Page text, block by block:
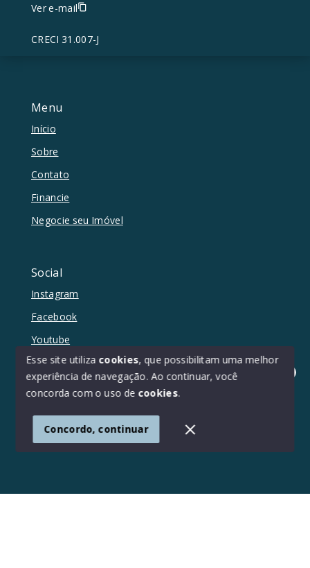
Olá! Estamos disponíveis para te ajudar.
Menu
Início
Sobre
Contato
Financie
Negocie seu Imóvel
Social
Instagram
Facebook
Youtube
© Copyright 2026 - Duetto Imóveis - Todos os direitos
SITE PARA IMOBILIARIA
Ver e-mail
CRECI 31.007-J
Esse site utiliza cookies, que possibilitam uma melhor
experiência de navegação. Ao continuar, você
concorda com o uso de cookies.
Concordo, continuar